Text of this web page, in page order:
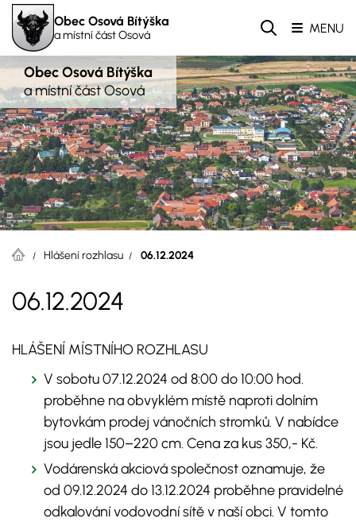
Obec Osová Bítýška
a místní část Osová MENU
Obec Osová Bítýška
a místní část Osová
Hlášení rozhlasu 06.12.2024
06.12.2024
HLÁŠENÍ MÍSTNÍHO ROZHLASU
V sobotu 07.12.2024 od 8:00 do 10:00 hod.
proběhne na obvyklém místě naproti dolním
bytovkám prodej vánočních stromků. V nabídce
jsou jedle 150–220 cm. Cena za kus 350,- Kč.
Vodárenská akciová společnost oznamuje, že
od 09.12.2024 do 13.12.2024 proběhne pravidelné
odkalování vodovodní sítě v naší obci. V tomto